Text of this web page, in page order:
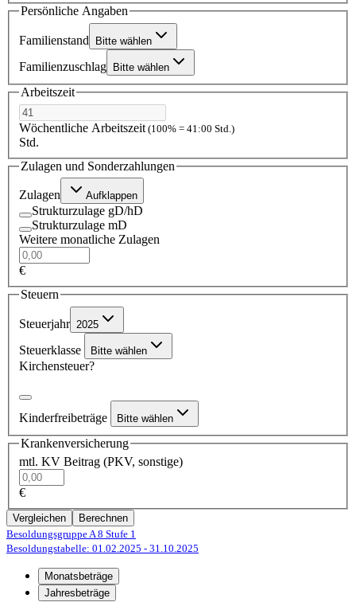
Persönliche Angaben
Familienstand Bitte wählen
Familienzuschlag Bitte wählen
Arbeitszeit
Wöchentliche Arbeitszeit (100% = 41:00 Std.)
Std.
Zulagen und Sonderzahlungen
Zulagen Aufklappen
Strukturzulage gD/hD
Strukturzulage mD
Weitere monatliche Zulagen
€
Steuern
Steuerjahr 2025
Steuerklasse Bitte wählen
Kirchensteuer?
Kinderfreibeträge Bitte wählen
Krankenversicherung
mtl. KV Beitrag (PKV, sonstige)
€
Vergleichen
Berechnen
Besoldungsgruppe A 8 Stufe 1
Besoldungstabelle: 01.02.2025 - 31.10.2025
Monatsbeträge
Jahresbeträge